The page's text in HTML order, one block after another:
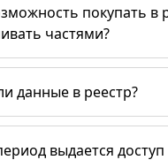
покупать в
частями?
данные в реестр?
выдается